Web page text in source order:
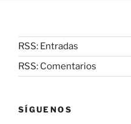
RSS: Entradas
RSS: Comentarios
SÍGUENOS